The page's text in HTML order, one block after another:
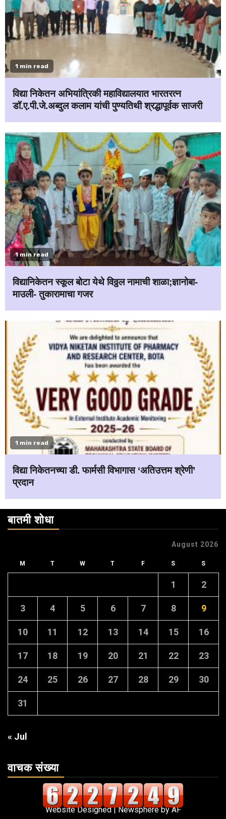
1 min read
विद्या निकेतन अभियांत्रिकी महाविद्यालयात भारतरत्न
डॉ.ए.पी.जे.अब्दुल कलाम यांची पुण्यतिथी श्रद्धापूर्वक साजरी
1 min read
विद्यानिकेतन स्कूल बोटा येथे विठ्ठल नामाची शाळा;ज्ञानोबा-
माउली- तुकारामाचा गजर
1 min read
विद्या निकेतनच्या डी. फार्मसी विभागास ‘अतिउत्तम श्रेणी’
प्रदान
बातमी शोधा
August 2026
M T W T F S S
1 2
3 4 5 6 7 8 9
10 11 12 13 14 15 16
17 18 19 20 21 22 23
24 25 26 27 28 29 30
31
« Jul
वाचक संख्या
Website Designed|Newsphereby AF